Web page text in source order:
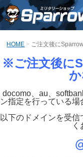
HOME ご注文後に
※ご注文後に
docomo、au、
ン指定を行っている
以下のドメインを受
く